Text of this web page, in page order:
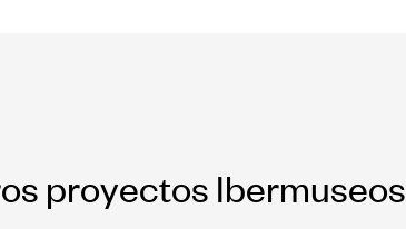
proyectos Ibermuseos